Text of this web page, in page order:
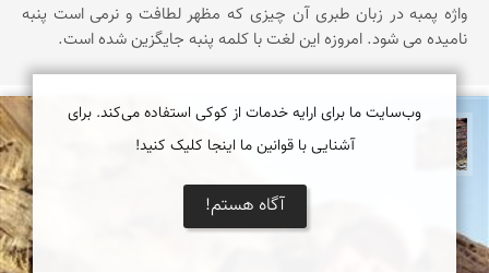
واژه پمبه در زبان طبری آن چیزی که مظهر لطافت و نرمی است پنبه
نامیده می شود. امروزه این لغت با کلمه پنبه جایگزین شده است.
محمد ناصری فرد
وب‌سایت ما برای ارایه خدمات از کوکی استفاده می‌کند. برای
آشنایی با قوانین ما اینجا کلیک کنید!
آگاه هستم!